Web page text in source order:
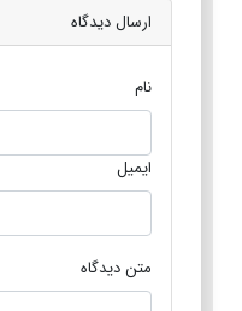
ارسال دیدگاه
نام
ایمیل
متن دیدگاه